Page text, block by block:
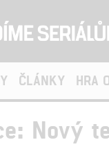
ČLÁNKY HRA
Nový